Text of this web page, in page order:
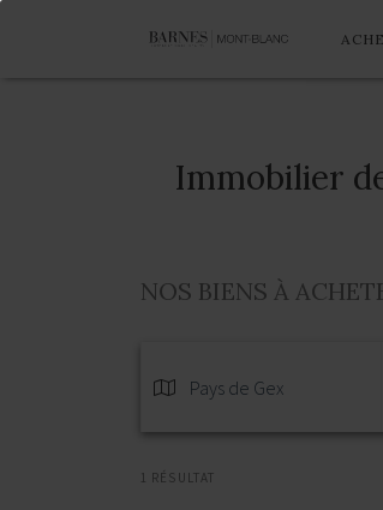
Immobilier
NOS BIENS À
Pays de Gex
1 RÉSULTAT